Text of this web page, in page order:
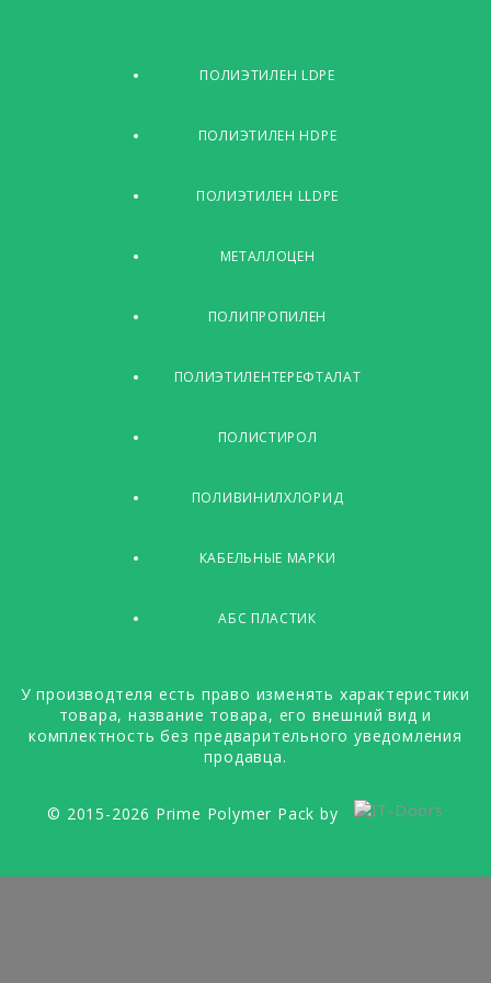
ПОЛИЭТИЛЕН LDPE
ПОЛИЭТИЛЕН HDPE
ПОЛИЭТИЛЕН LLDPE
МЕТАЛЛОЦЕН
ПОЛИПРОПИЛЕН
ПОЛИЭТИЛЕНТЕРЕФТАЛАТ
ПОЛИСТИРОЛ
ПОЛИВИНИЛХЛОРИД
КАБЕЛЬНЫЕ МАРКИ
АБС ПЛАСТИК
У производтеля есть право изменять характеристики
товара, название товара, его внешний вид и
комплектность без предварительного уведомления
продавца.
© 2015-2026 Prime Polymer Pack by